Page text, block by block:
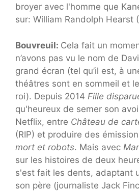
broyer avec l'homme que
sur: William Randolph Hearst
Bouvreuil: Cela fait un
n’avons pas vu le nom de
grand écran (tel qu’il est, à
théâtres sont en sommeil et
roi). Depuis 2014 Fille
qu'heureux de semer son
Netflix, entre Château de
(RIP) et produire des
mort et robots. Mais avec
sur les histoires de deux
s'est fait les dents, adaptant
son père (journaliste Jack